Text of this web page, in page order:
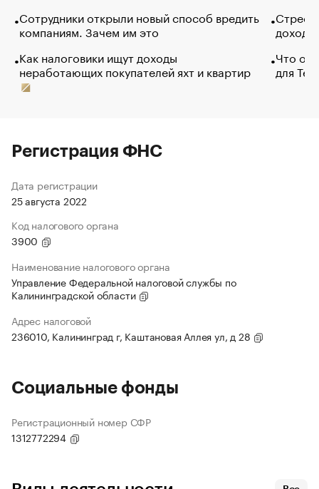
Сотрудники открыли новый способ вредить
компаниям. Зачем им это
Как налоговики ищут доходы
неработающих покупателей яхт и квартир
Что
для
Регистрация ФНС
Дата регистрации
25 августа 2022
Код налогового органа
3900
Наименование налогового органа
Управление Федеральной налоговой службы по
Калининградской области
Адрес налоговой
236010, Калининград г, Каштановая Аллея ул, д 28
Социальные фонды
Регистрационный номер СФР
1312772294